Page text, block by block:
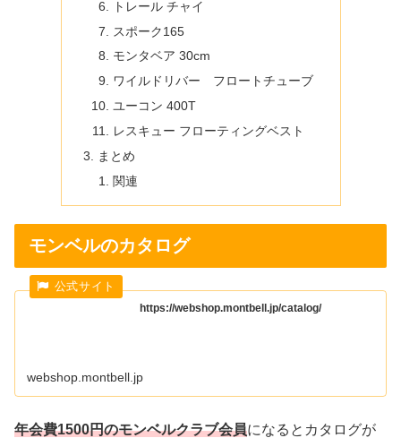
トレール チャイ
スポーク165
モンタベア 30cm
ワイルドリバー フロートチューブ
ユーコン 400T
レスキュー フローティングベスト
まとめ
関連
モンベルのカタログ
https://webshop.montbell.jp/catalog/
webshop.montbell.jp
年会費1500円のモンベルクラブ会員になるとカタログが